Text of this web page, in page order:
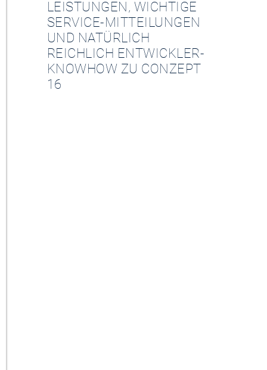
LEISTUNGEN, WICHTIGE
SERVICE-MITTEILUNGEN
UND NATÜRLICH
REICHLICH ENTWICKLER-
KNOWHOW ZU CONZEPT
16